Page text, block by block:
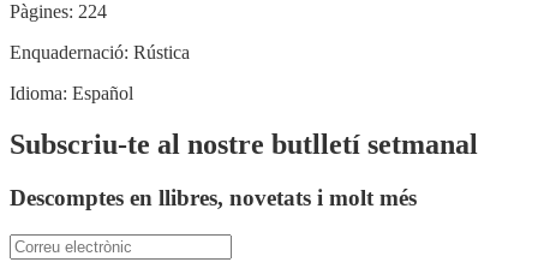
Pàgines: 224
Enquadernació: Rústica
Idioma: Español
Subscriu-te al nostre butlletí setmanal
Descomptes en llibres, novetats i molt més